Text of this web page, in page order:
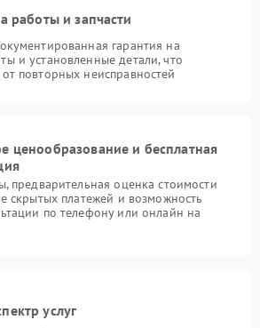
работы и запчасти
гарантия на
и установленные детали, что
повторных неисправностей
ценообразование и бесплатная
предварительная оценка стоимости
скрытых платежей и возможность
по телефону или онлайн на
услуг